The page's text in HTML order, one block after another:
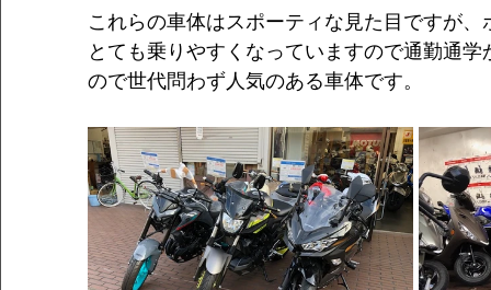
これらの車体はスポーティな見た目ですが
とても乗りやすくなっていますので通勤通
ので世代問わず人気のある車体です。